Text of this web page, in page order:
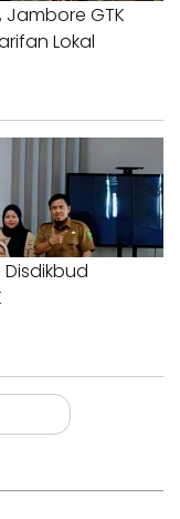
Jambore GTK
Lokal